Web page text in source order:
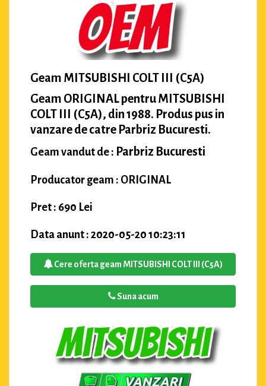
Geam MITSUBISHI COLT III (C5A)
Geam ORIGINAL pentru MITSUBISHI
COLT III (C5A), din 1988. Produs pus in
vanzare de catre Parbriz Bucuresti.
Geam vandut de : Parbriz Bucuresti
Producator geam : ORIGINAL
Pret : 690 Lei
Data anunt : 2020-05-20 10:23:11
Cere oferta geam MITSUBISHI COLT III (C5A)
Suna acum